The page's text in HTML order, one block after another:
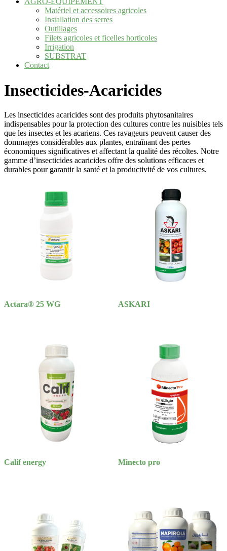
Matériel et accessoires agricoles
Installation des serres
Outillages
Filets agricoles et ficelles horticoles
Irrigation
SUBSTRAT
Contact
Insecticides-Acaricides
Les insecticides acaricides sont des produits phytosanitaires
indispensables pour la protection des cultures contre les nuisibles tels
que les insectes et les acariens. Ces ravageurs peuvent causer des
dommages considérables aux plantes, entraînant des pertes
économiques significatives et affectant la qualité des récoltes. Notre
gamme d’insecticides acaricides offre des solutions efficaces et
durables pour garantir la santé et la productivité de vos cultures.
Actara® 25 WG ASKARI
Calif energy Minecto pro